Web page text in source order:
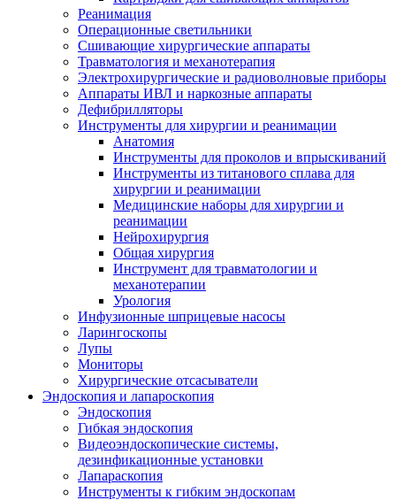
Реанимация
Операционные светильники
Сшивающие хирургические аппараты
Травматология и механотерапия
Электрохирургические и радиоволновые приборы
Аппараты ИВЛ и наркозные аппараты
Дефибрилляторы
Инструменты для хирургии и реанимации
Анатомия
Инструменты для проколов и впрыскиваний
Инструменты из титанового сплава для
хирургии и реанимации
Медицинские наборы для хирургии и
реанимации
Нейрохирургия
Общая хирургия
Инструмент для травматологии и
механотерапии
Урология
Инфузионные шприцевые насосы
Ларингоскопы
Лупы
Мониторы
Хирургические отсасыватели
Эндоскопия и лапароскопия
Эндоскопия
Гибкая эндоскопия
Видеоэндоскопические системы,
дезинфикационные установки
Лапараскопия
Инструменты к гибким эндоскопам